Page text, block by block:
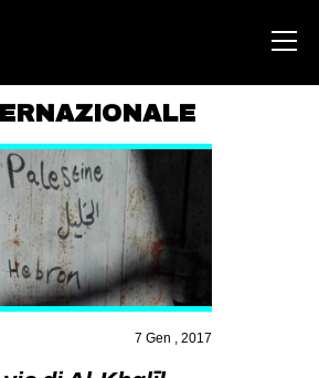
ABOUT
AREA
DEGENERAZIONE
GAZA FREESTYLE
7 Gen , 2017